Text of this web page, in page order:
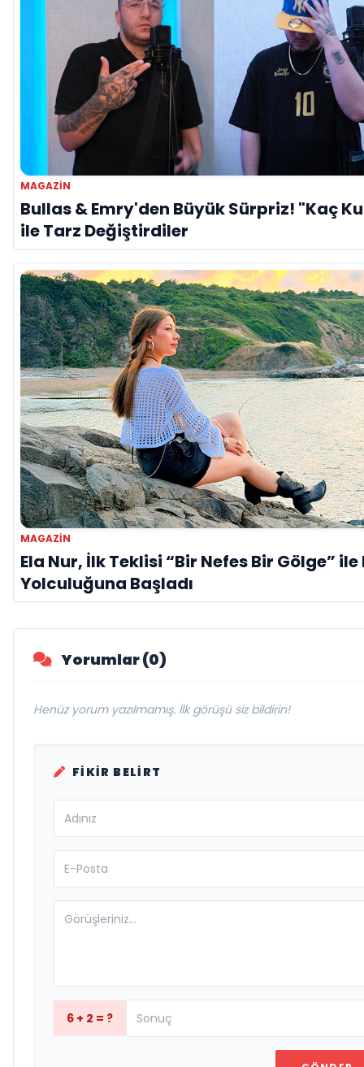
MAGAZİN
Bullas & Emry'den Büyük Sürpriz! "Kaç
ile Tarz Değiştirdiler
MAGAZİN
Ela Nur, İlk Teklisi “Bir Nefes Bir Gölge”
Yolculuğuna Başladı
Yorumlar (0)
Henüz yorum yazılmamış. İlk görüşü siz bildirin!
FIKIR BELIRT
6 + 2 = ?